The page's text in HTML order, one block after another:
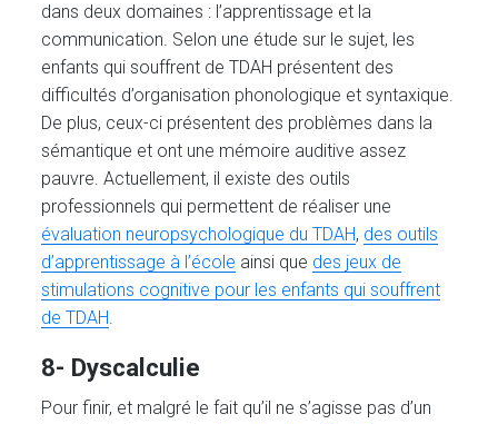
dans deux domaines : l’apprentissage et la
communication. Selon une étude sur le sujet, les
enfants qui souffrent de TDAH présentent des
difficultés d’organisation phonologique et syntaxique.
De plus, ceux-ci présentent des problèmes dans la
sémantique et ont une mémoire auditive assez
pauvre. Actuellement, il existe des outils
professionnels qui permettent de réaliser une
évaluation neuropsychologique du TDAH, des outils
d’apprentissage à l’école ainsi que des jeux de
stimulations cognitive pour les enfants qui souffrent
de TDAH.
8- Dyscalculie
Pour finir, et malgré le fait qu’il ne s’agisse pas d’un